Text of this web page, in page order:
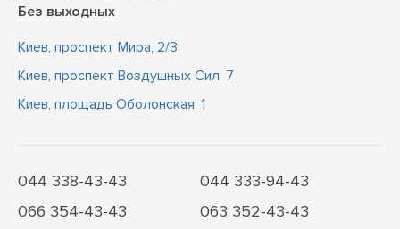
Без выходных
Киев, проспект Мира, 2/3
Киев, проспект Воздушных Сил, 7
Киев, площадь Оболонская, 1
044 338-43-43
044 333-94-43
066 354-43-43
063 352-43-43